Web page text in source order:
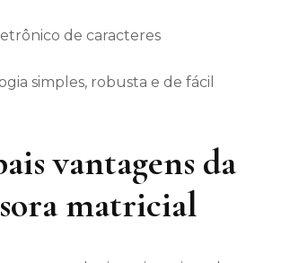
de caracteres
simples, robusta e de fácil
vantagens da
matricial